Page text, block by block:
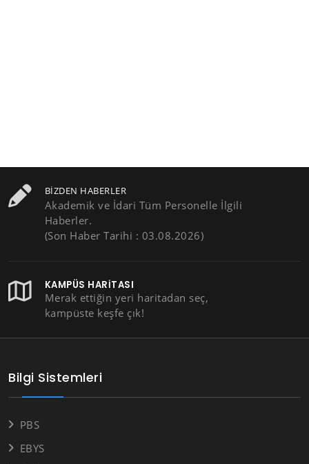
BIZDEN HABERLER
Akademik ve İdari Tüm Personelle İlgili
Haberler.
(Son Haber Tarihi : 03.08.2026)
KAMPÜS HARITASI
Merak ettiğin yeri haritadan seç,
kampüste keşfe çık!
Bilgi Sistemleri
PBS
EBYS